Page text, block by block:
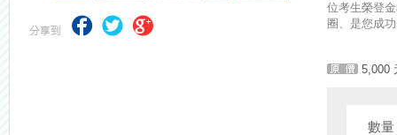
位考生榮登
圈、是您成
5,000
數